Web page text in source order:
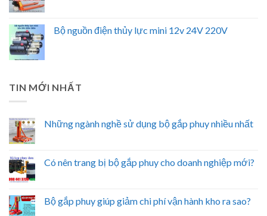
Bộ nguồn điện thủy lực mini 12v 24V 220V
TIN MỚI NHẤT
Những ngành nghề sử dụng bộ gắp phuy nhiều nhất
Có nên trang bị bộ gắp phuy cho doanh nghiệp mới?
Bộ gắp phuy giúp giảm chi phí vận hành kho ra sao?